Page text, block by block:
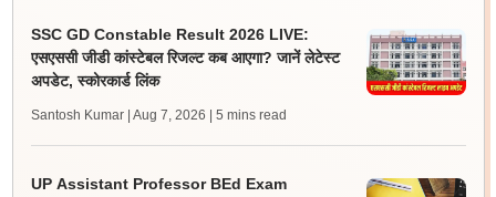
SSC GD Constable Result 2026 LIVE:
एसएससी जीडी कांस्टेबल रिजल्ट कब आएगा? जानें लेटेस्ट
अपडेट, स्कोरकार्ड लिंक
Santosh Kumar | Aug 7, 2026 | 5 mins read
UP Assistant Professor BEd Exam